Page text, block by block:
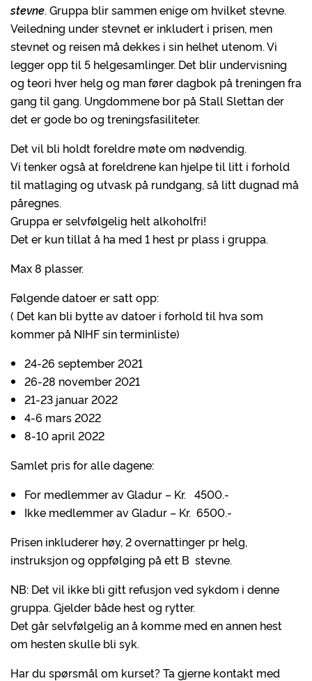
stevne. Gruppa blir sammen enige om hvilket stevne.
Veiledning under stevnet er inkludert i prisen, men
stevnet og reisen må dekkes i sin helhet utenom. Vi
legger opp til 5 helgesamlinger. Det blir undervisning
og teori hver helg og man fører dagbok på treningen fra
gang til gang. Ungdommene bor på Stall Slettan der
det er gode bo og treningsfasiliteter.
Det vil bli holdt foreldre møte om nødvendig.
Vi tenker også at foreldrene kan hjelpe til litt i forhold
til matlaging og utvask på rundgang, så litt dugnad må
påregnes.
Gruppa er selvfølgelig helt alkoholfri!
Det er kun tillat å ha med 1 hest pr plass i gruppa.
Max 8 plasser.
Følgende datoer er satt opp:
( Det kan bli bytte av datoer i forhold til hva som
kommer på NIHF sin terminliste)
24-26 september 2021
26-28 november 2021
21-23 januar 2022
4-6 mars 2022
8-10 april 2022
Samlet pris for alle dagene:
For medlemmer av Gladur – Kr. 4500.-
Ikke medlemmer av Gladur – Kr. 6500.-
Prisen inkluderer høy, 2 overnattinger pr helg,
instruksjon og oppfølging på ett B stevne.
NB: Det vil ikke bli gitt refusjon ved sykdom i denne
gruppa. Gjelder både hest og rytter.
Det går selvfølgelig an å komme med en annen hest
om hesten skulle bli syk.
Har du spørsmål om kurset? Ta gjerne kontakt med